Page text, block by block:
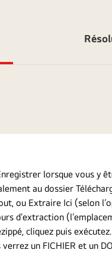
lorsque vous y
au dossier
ou Extraire Ici (selon
d’extraction
cliquez puis exécutez.
un FICHIER et un